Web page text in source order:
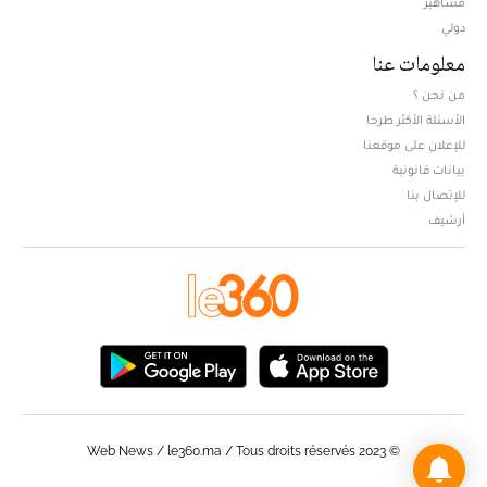
دولي
معلومات عنا
من نحن ؟
الأسئلة الأكثر طرحا
للإعلان على موقعنا
بيانات قانونية
للإتصال بنا
أرشيف
© Web News / le360.ma / Tous droits réservés 2023